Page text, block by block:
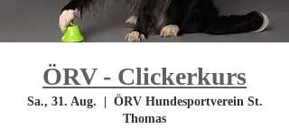
ÖRV - Clickerkurs
Sa., 31. Aug.
ÖRV Hundesportverein St.
Thomas